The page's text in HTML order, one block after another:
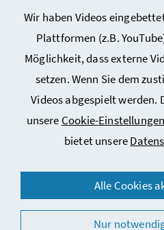
Wir haben Videos
Plattformen (z.B.
Möglichkeit, dass externe
setzen. Wenn Sie dem
Videos abgespielt werden.
unsere Cookie-Einstellungen
bietet unsere
Alle Cookies
Nur
Cookie-
© 2026 Bundesministerium für
Pflege und